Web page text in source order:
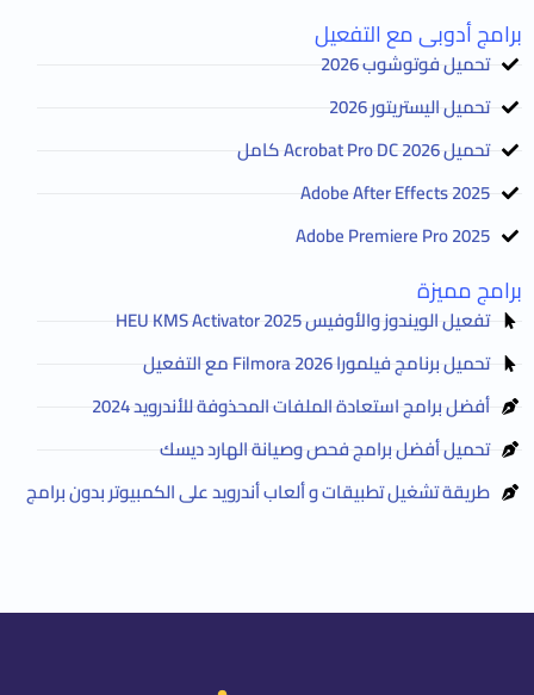
برامج أدوبى مع التفعيل
تحميل فوتوشوب 2026
تحميل اليستريتور 2026
تحميل Acrobat Pro DC 2026 كامل
Adobe After Effects 2025
Adobe Premiere Pro 2025
برامج مميزة
تفعيل الويندوز والأوفيس HEU KMS Activator 2025
تحميل برنامج فيلمورا Filmora 2026 مع التفعيل
أفضل برامج استعادة الملفات المحذوفة للأندرويد 2024
تحميل أفضل برامج فحص وصيانة الهارد ديسك
طريقة تشغيل تطبيقات و ألعاب أندرويد على الكمبيوتر بدون برامج